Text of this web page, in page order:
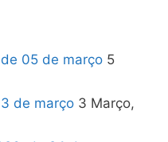
05 de março 5
de março 3 Março,